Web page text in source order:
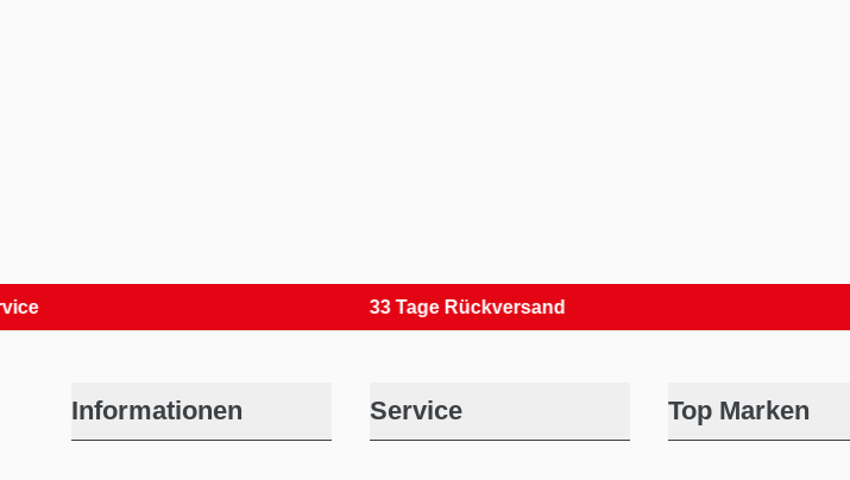
33 Tage Rückversand
Informationen Service Top Marken